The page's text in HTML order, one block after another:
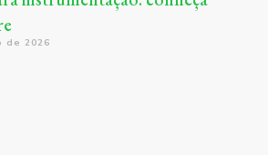
de 2026